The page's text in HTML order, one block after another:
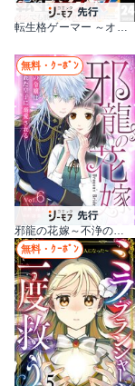
転生格ゲーマー ～オジでも勝てる異世界攻略～ 分冊版
無料・ｸｰﾎﾟﾝ
邪龍の花嫁～不浄の令嬢は呪われた皇子に溺愛される～
無料・ｸｰﾎﾟﾝ